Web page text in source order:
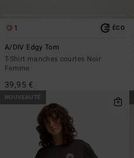
1 ÉCO
A/DIV Edgy Tom
T-Shirt manches courtes Noir
Femme
39,95 €
NOUVEAUTÉ